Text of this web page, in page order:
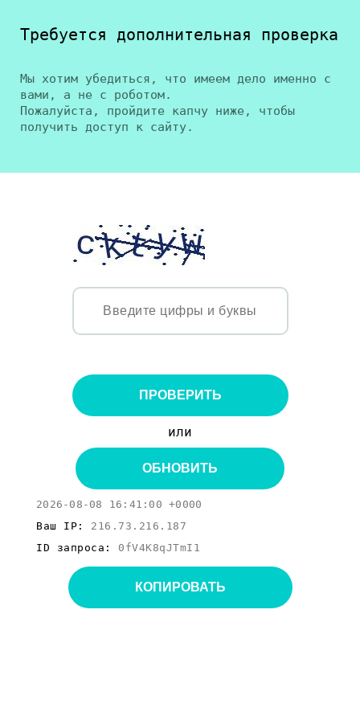
Требуется дополнительная проверка
Мы хотим убедиться, что имеем дело именно с
вами, а не с роботом.
Пожалуйста, пройдите капчу ниже, чтобы
получить доступ к сайту.
ПРОВЕРИТЬ
или
ОБНОВИТЬ
2026-08-08 16:41:00 +0000
Ваш IP: 216.73.216.187
ID запроса: 0fV4K8qJTmI1
КОПИРОВАТЬ